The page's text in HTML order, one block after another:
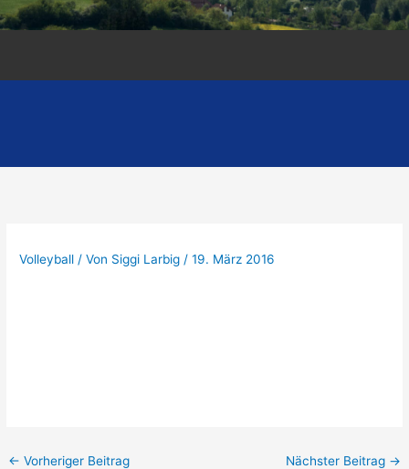
Volleyball / Von Siggi Larbig/19. März 2016
← Vorheriger Beitrag Nächster Beitrag →